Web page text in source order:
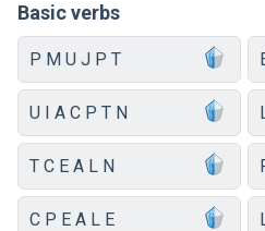
Basic verbs
P M U J P T
U I A C P T N
T C E A L N
C P E A L E